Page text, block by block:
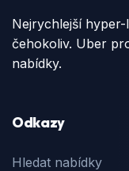
Nejrychlejší
čehokoliv. Uber
nabídky.
Odkazy
Hledat nabídky